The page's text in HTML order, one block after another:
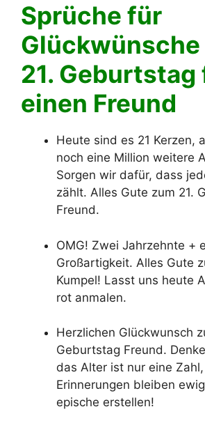
Sprüche für
Glückwünsche
21. Geburtstag
einen Freund
Heute sind es 21 Kerzen,
noch eine Million weitere
Sorgen wir dafür, dass
zählt. Alles Gute zum 21.
Freund.
OMG! Zwei Jahrzehnte +
Großartigkeit. Alles Gute
Kumpel! Lasst uns heute
rot anmalen.
Herzlichen Glückwunsch
Geburtstag Freund.
das Alter ist nur eine
Erinnerungen bleiben
epische erstellen!